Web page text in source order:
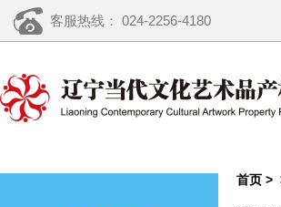
客服热线： 024-2256-4180
首页 >